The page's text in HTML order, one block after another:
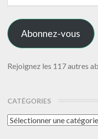
e-
mail
Abonnez-vous
Rejoignez les 117 autres
CATÉGORIES
Catégories